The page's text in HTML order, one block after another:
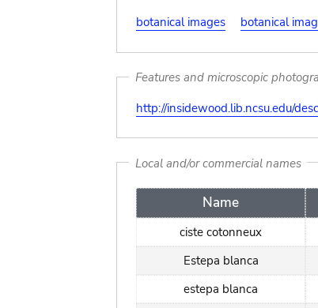
botanical images
botanical
Features and microscopic
http://insidewood.lib.ncsu.edu/
Local and/or commercial names
Name
ciste cotonneux
Estepa blanca
estepa blanca